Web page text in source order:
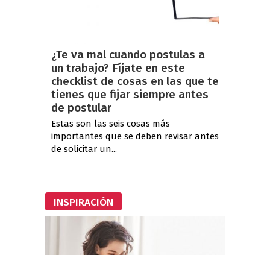
¿Te va mal cuando postulas a
un trabajo? Fíjate en este
checklist de cosas en las que te
tienes que fijar siempre antes
de postular
Estas son las seis cosas más
importantes que se deben revisar antes
de solicitar un...
INSPIRACIÓN